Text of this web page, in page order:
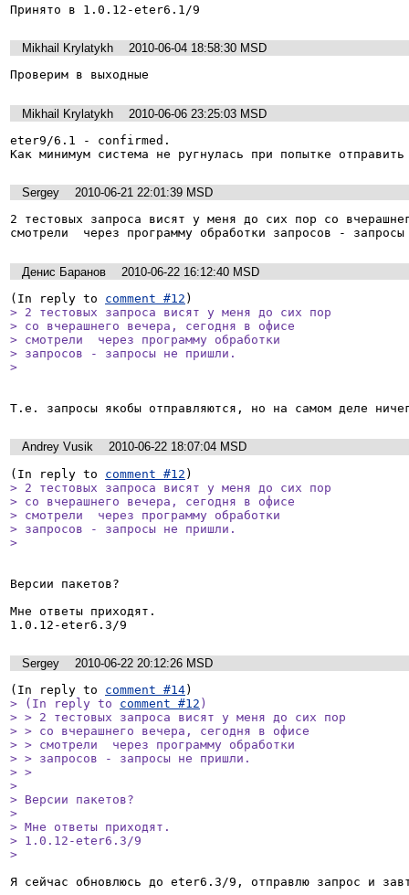
Принято в 1.0.12-eter6.1/9
Mikhail Krylatykh
2010-06-04 18:58:30 MSD
Проверим в выходные
Mikhail Krylatykh
2010-06-06 23:25:03 MSD
eter9/6.1 - confirmed.
Как минимум система не ругнулась при попытке
Sergey
2010-06-21 22:01:39 MSD
2 тестовых запроса висят у меня до сих пор со
смотрели  через программу обработки запросов -
Денис Баранов
2010-06-22 16:12:40 MSD
(In reply to comment #12
> 2 тестовых запроса висят у меня до сих пор
> со вчерашнего вечера, сегодня в офисе
> смотрели  через программу обработки
> запросов - запросы не пришли.
>
Т.е. запросы якобы отправляются, но на самом деле
Andrey Vusik
2010-06-22 18:07:04 MSD
(In reply to comment #12
> 2 тестовых запроса висят у меня до сих пор
> со вчерашнего вечера, сегодня в офисе
> смотрели  через программу обработки
> запросов - запросы не пришли.
>
Версии пакетов?
Мне ответы приходят.
Sergey
2010-06-22 20:12:26 MSD
(In reply to comment #14
> (In reply to comment #12 )
> > 2 тестовых запроса висят у меня до сих пор
> > со вчерашнего вечера, сегодня в офисе
> > смотрели  через программу обработки
> > запросов - запросы не пришли.
> >
>
> Версии пакетов?
>
> Мне ответы приходят.
> 1.0.12-eter6.3/9
>
Я сейчас обновлюсь до eter6.3/9, отправлю запрос и